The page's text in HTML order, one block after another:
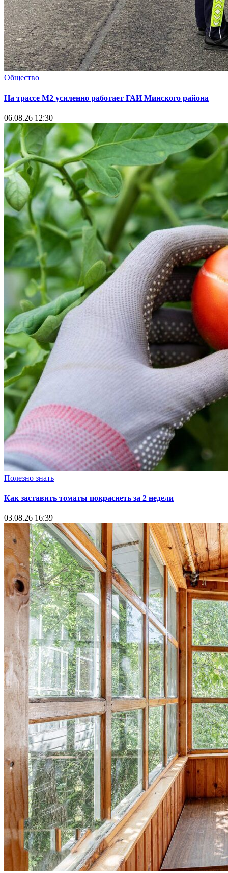
Общество
На трассе М2 усиленно работает ГАИ Минского района
06.08.26 12:30
Полезно знать
Как заставить томаты покраснеть за 2 недели
03.08.26 16:39